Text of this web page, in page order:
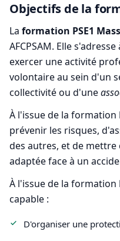
Objectifs de la
La formation PSE1
AFCPSAM. Elle
exercer une activité
volontaire au sein d'un
collectivité ou d'une
À l'issue de la formation
prévenir les risques,
des autres, et de
adaptée face à un
À l'issue de la formation
capable :
D'organiser une